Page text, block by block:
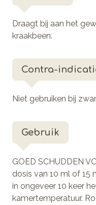
Draagt bij aan het
kraakbeen.
Contra-
Niet gebruiken bij
Gebruik
GOED SCHUDDEN
dosis van 10 ml of
in ongeveer 10 keer
kamertemperatuur.